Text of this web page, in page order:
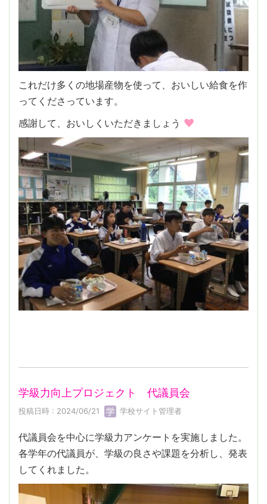
これだけ多くの地場産物を使って、おいしい給食を作
ってくださっています。
感謝して、おいしくいただきましょう
学級力向上プロジェクト 代議員会
投稿日時 : 2024/06/21 学校サイト管理者
代議員会を中心に学級力アンケートを実施しました。
各学年の代議員が、学級の良さや課題を分析し、発表
してくれました。